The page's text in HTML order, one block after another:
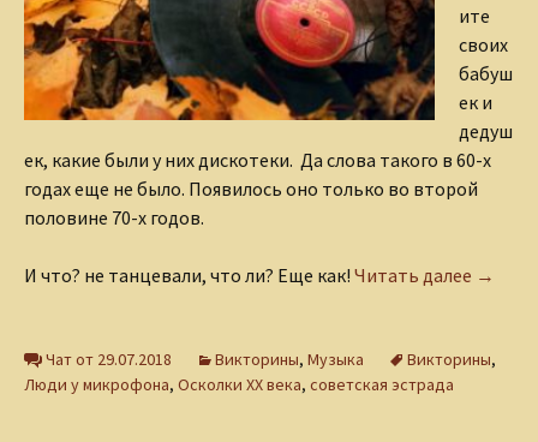
ите
своих
бабуш
ек и
дедуш
ек, какие были у них дискотеки. Да слова такого в 60-х
годах еще не было. Появилось оно только во второй
половине 70-х годов.
И что? не танцевали, что ли? Еще как! Читать далее →
Чат от 29.07.2018 Викторины, Музыка Викторины,
Люди у микрофона, Осколки ХХ века, советская эстрада